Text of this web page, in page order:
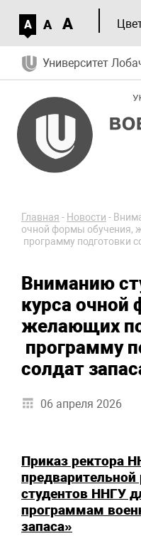
A A A
Университет
Главная - Новости -
очной формы обучения,
программу подготовки
Вниманию
курса очной
желающих
программу
солдат
06 апреля 2026
Приказ ректора
студентов ННГУ
программам
запаса»